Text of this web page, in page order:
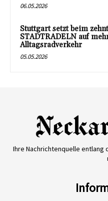
06.05.2026
Stuttgart setzt beim
STADTRADELN auf
Alltagsradverkehr
05.05.2026
Ihre Nachrichtenquelle entlang